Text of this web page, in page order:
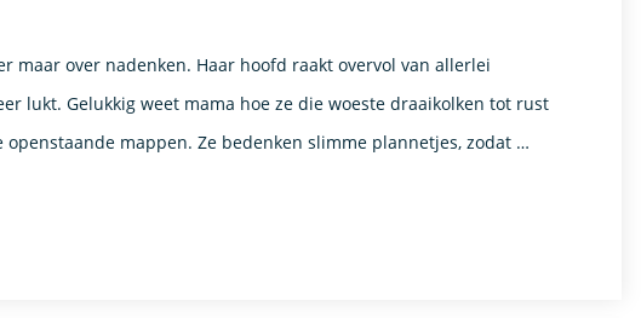
maar over nadenken. Haar hoofd raakt overvol van allerlei
lukt. Gelukkig weet mama hoe ze die woeste draaikolken tot rust
mappen. Ze bedenken slimme plannetjes, zodat …